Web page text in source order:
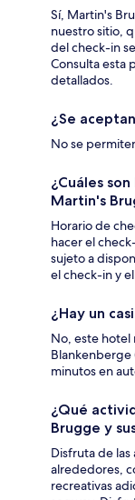
Sí, Martin's
nuestro sitio,
del check-in
Consulta esta
detallados.
¿Se
No se
¿Cuáles
Martin's
Horario de
hacer el
sujeto a
el check-in y
¿Hay un
No, este hotel
Blankenberge
minutos en
¿Qué
Brugge y
Disfruta de
alrededores,
recreativas